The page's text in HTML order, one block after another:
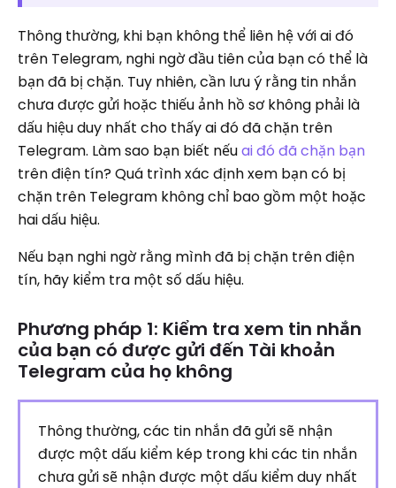
Thông thường, khi bạn không thể liên hệ với ai đó
trên Telegram, nghi ngờ đầu tiên của bạn có thể là
bạn đã bị chặn. Tuy nhiên, cần lưu ý rằng tin nhắn
chưa được gửi hoặc thiếu ảnh hồ sơ không phải là
dấu hiệu duy nhất cho thấy ai đó đã chặn trên
Telegram. Làm sao bạn biết nếuai đó đã chặn bạn
trên điện tín? Quá trình xác định xem bạn có bị
chặn trên Telegram không chỉ bao gồm một hoặc
hai dấu hiệu.
Nếu bạn nghi ngờ rằng mình đã bị chặn trên điện
tín, hãy kiểm tra một số dấu hiệu.
Phương pháp 1: Kiểm tra xem tin nhắn
của bạn có được gửi đến Tài khoản
Telegram của họ không
Thông thường, các tin nhắn đã gửi sẽ nhận
được một dấu kiểm kép trong khi các tin nhắn
chưa gửi sẽ nhận được một dấu kiểm duy nhất